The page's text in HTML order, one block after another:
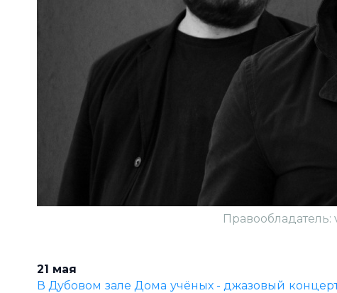
Правообладатель:
21 мая
В Дубовом зале Дома учёных - джазовый